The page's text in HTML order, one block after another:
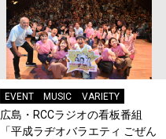
EVENT MUSIC VARIETY
広島・RCCラジオの看板番組
「平成ラヂオバラエティ ごぜん